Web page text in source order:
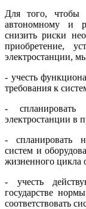
Для того, чтобы
автономному и
снизить риски
приобретение,
электростанции,
- учесть
требования к
- спланировать
электростанции в
- спланировать
систем и
жизненного цикла
- учесть
государстве
соответствовать